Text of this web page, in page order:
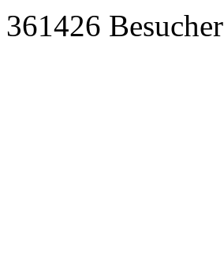
361426 Besucher